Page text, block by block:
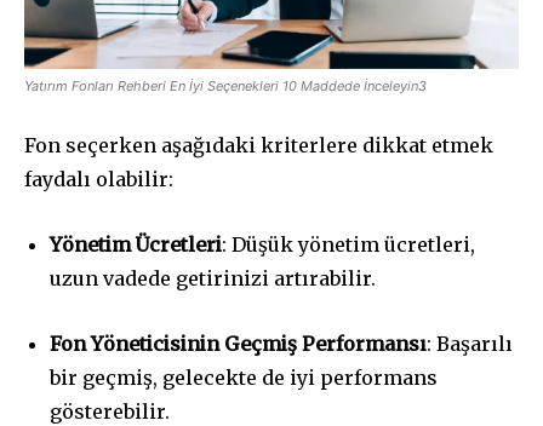
Yatırım Fonları Rehberi En İyi Seçenekleri 10 Maddede İnceleyin3
Fon seçerken aşağıdaki kriterlere dikkat etmek
faydalı olabilir:
Yönetim Ücretleri: Düşük yönetim ücretleri,
uzun vadede getirinizi artırabilir.
Fon Yöneticisinin Geçmiş Performansı: Başarılı
bir geçmiş, gelecekte de iyi performans
gösterebilir.